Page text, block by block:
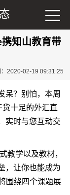
知山教育带
2020-02-19 09:31:25
呆？别怕，本周
十足的外汇直
实时与您互动交
教学以及教材，
，让你也能成为
围绕四个课题展